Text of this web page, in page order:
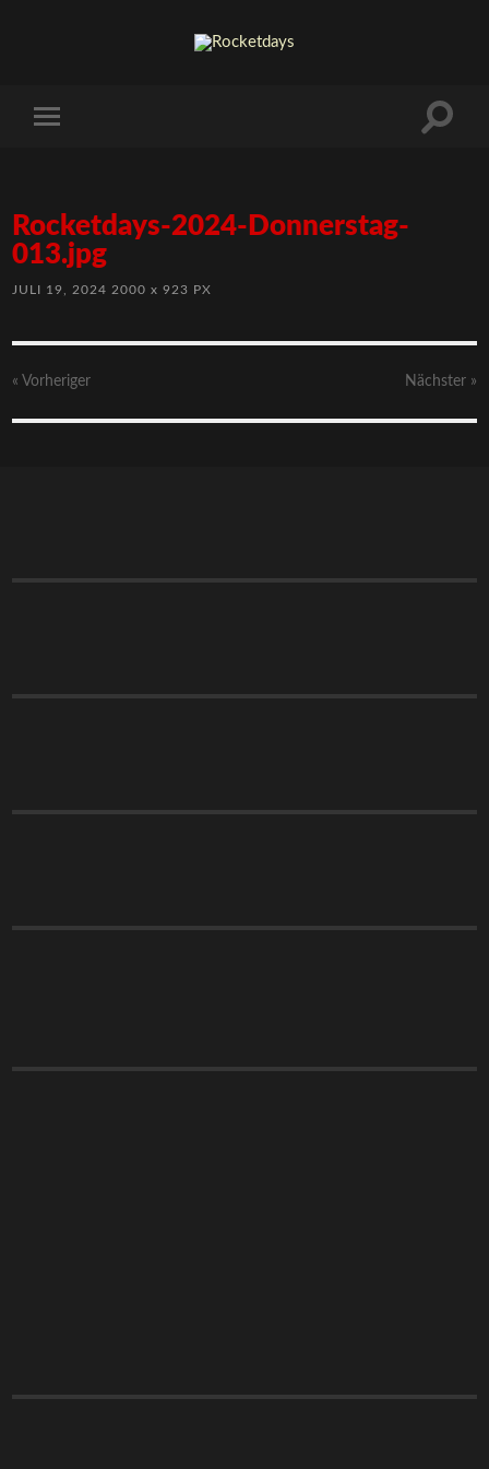
Rocketdays-2024-Donnerstag-
013.jpg
JULI 19, 2024 2000x 923 PX
« Vorheriger Nächster »